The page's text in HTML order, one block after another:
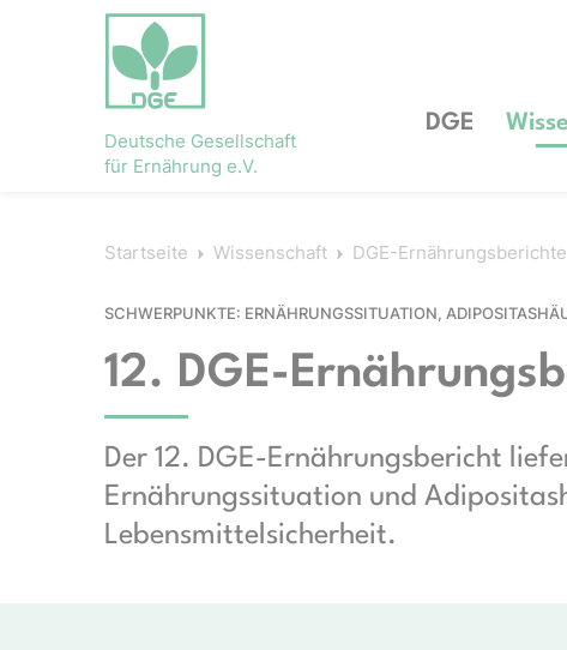
Deutsche Gesellschaft
für Ernährung e.V.
DGE
Startseite Wissenschaft DGE-Ernährungsberichte
SCHWERPUNKTE: ERNÄHRUNGSSITUATION,
12. DGE-
Der 12. DGE-Ernährungsbericht
Ernährungssituation und
Lebensmittelsicherheit.